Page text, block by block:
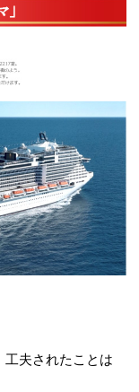
工夫されたことは